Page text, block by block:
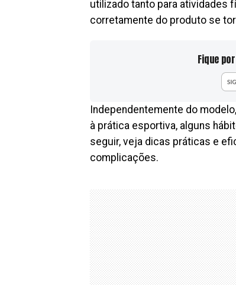
utilizado tanto para atividades
corretamente do produto se
Fique
Independentemente do
à prática esportiva, alguns
seguir, veja dicas práticas e
complicações.